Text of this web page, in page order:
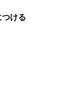
つける